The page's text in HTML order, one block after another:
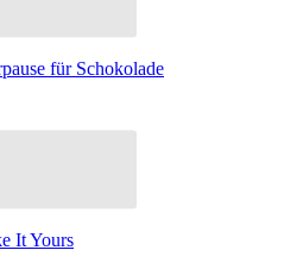
für Schokolade
It Yours